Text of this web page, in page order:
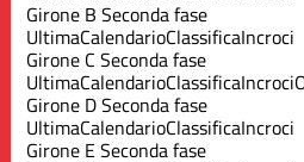
Girone B Seconda fase
UltimaCalendarioClassificaIncroci
Girone C Seconda fase
UltimaCalendarioClassificaIncroci
Girone D Seconda fase
UltimaCalendarioClassificaIncroci
Girone E Seconda fase